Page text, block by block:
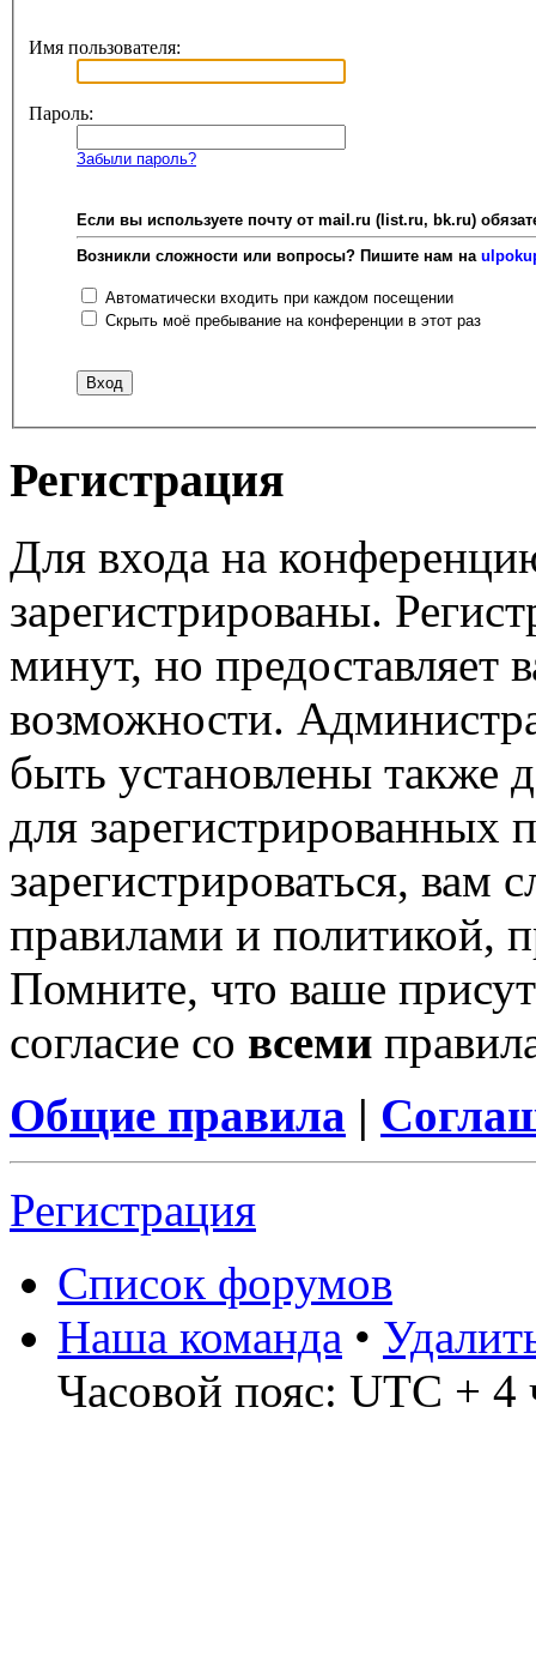
Имя пользователя:
Пароль:
Забыли пароль?
Если вы используете почту от mail.ru (list.ru, bk.ru)
Возникли сложности или вопросы? Пишите нам на
Автоматически входить при каждом посещении
Скрыть моё пребывание на конференции в этот раз
Регистрация
Для входа на
зарегистрированы.
минут, но предоставляет
возможности.
быть установлены также
для зарегистрированных
зарегистрироваться, вам
правилами и политикой,
Помните, что ваше
согласие со всеми
Общие правила |
Регистрация
Список форумов
Наша команда •
Часовой пояс: UTC + 4